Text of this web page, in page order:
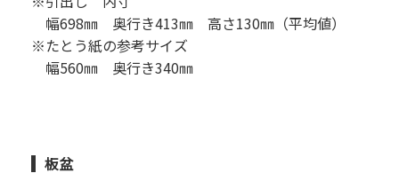
幅698㎜ 奥行き413㎜ 高さ130㎜（平均値）
※たとう紙の参考サイズ
幅560㎜ 奥行き340㎜
板盆